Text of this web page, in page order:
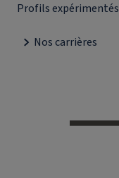
Profils expérimentés
Nos carrières